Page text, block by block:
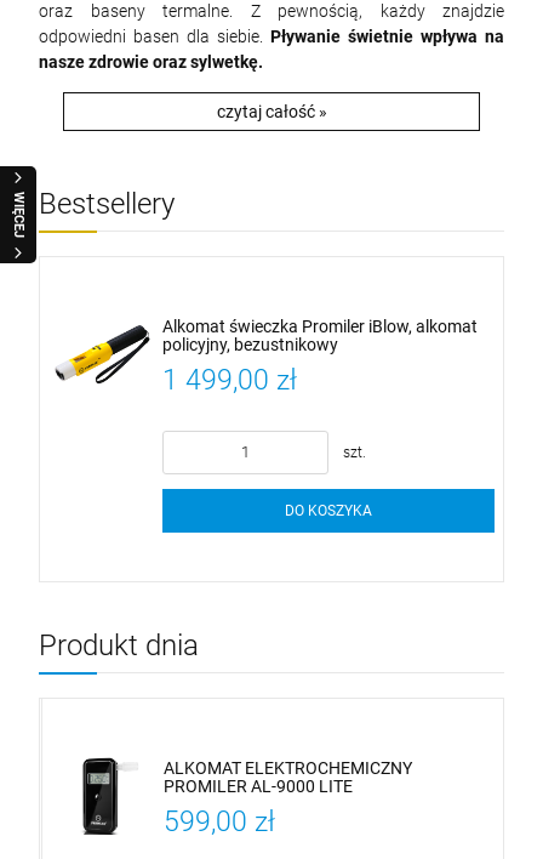
WIĘCEJ
oraz baseny termalne. Z pewnością, każdy znajdzie
odpowiedni basen dla siebie. Pływanie świetnie wpływa na
nasze zdrowie oraz sylwetkę.
czytaj całość »
Bestsellery
Alkomat świeczka Promiler iBlow, alkomat
policyjny, bezustnikowy
1 499,00 zł
szt.
DO KOSZYKA
Produkt dnia
ALKOMAT ELEKTROCHEMICZNY
PROMILER AL-9000 LITE
599,00 zł